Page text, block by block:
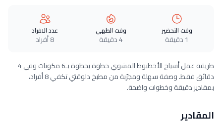
وقت التحضير
1 دقيقة
وقت الطهي
4 دقيقة
عدد الافراد
8 أفراد
طريقة عمل أسياخ الأخطبوط المشوي خطوة بخطوة بـ6 مكونات وفي 4
دقائق فقط. وصفة سهلة ومجرّبة من مطبخ دلوقتي تكفي 8 أفراد،
بمقادير دقيقة وخطوات واضحة.
المقادير